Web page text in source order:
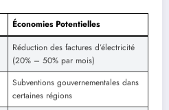
Économies Potentielles
Réduction des factures d’électricité
(20% – 50% par mois)
Subventions gouvernementales dans
certaines régions